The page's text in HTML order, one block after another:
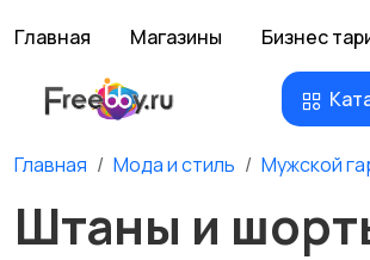
Главная Магазины Бизнес
Главная Мода и стиль Мужской
Штаны и